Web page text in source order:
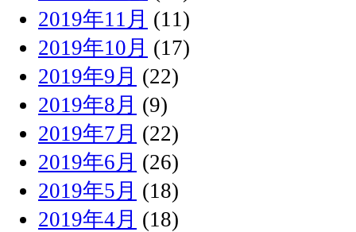
2019年11月 (11)
2019年10月 (17)
2019年9月 (22)
2019年8月 (9)
2019年7月 (22)
2019年6月 (26)
2019年5月 (18)
2019年4月 (18)